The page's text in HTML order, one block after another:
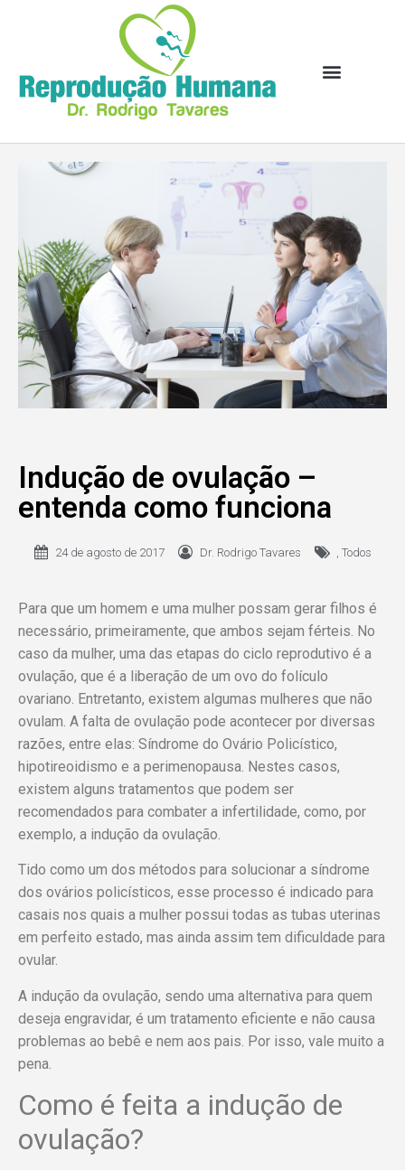
Indução de ovulação –
entenda como funciona
24 de agosto de 2017 Dr. Rodrigo Tavares Todos
Para que um homem e uma mulher possam gerar filhos é
necessário, primeiramente, que ambos sejam férteis. No
caso da mulher, uma das etapas do ciclo reprodutivo é a
ovulação, que é a liberação de um ovo do folículo
ovariano. Entretanto, existem algumas mulheres que não
ovulam. A falta de ovulação pode acontecer por diversas
razões, entre elas: Síndrome do Ovário Policístico,
hipotireoidismo e a perimenopausa. Nestes casos,
existem alguns tratamentos que podem ser
recomendados para combater a infertilidade, como, por
exemplo, a indução da ovulação.
Tido como um dos métodos para solucionar a síndrome
dos ovários policísticos, esse processo é indicado para
casais nos quais a mulher possui todas as tubas uterinas
em perfeito estado, mas ainda assim tem dificuldade para
ovular.
A indução da ovulação, sendo uma alternativa para quem
deseja engravidar, é um tratamento eficiente e não causa
problemas ao bebê e nem aos pais. Por isso, vale muito a
pena.
Como é feita a indução de
ovulação?